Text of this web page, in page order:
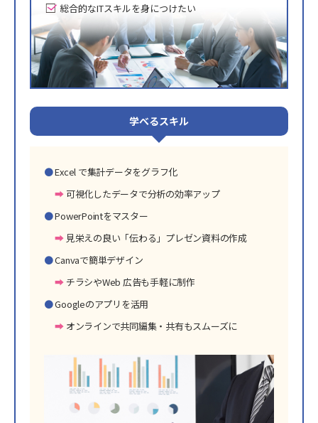
総合的なITスキルを身につけたい
学べるスキル
Excel で集計データをグラフ化
可視化したデータで分析の効率アップ
PowerPointをマスター
見栄えの良い「伝わる」プレゼン資料の作成
Canvaで簡単デザイン
チラシやWeb 広告も手軽に制作
Googleのアプリを活用
オンラインで共同編集・共有もスムーズに